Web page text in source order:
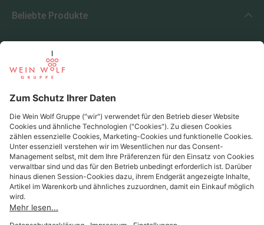
Beliebte Produkte
Beliebte Regionen
Beliebte Produzenten
Wein Wolf
Wein Wolf GmbH